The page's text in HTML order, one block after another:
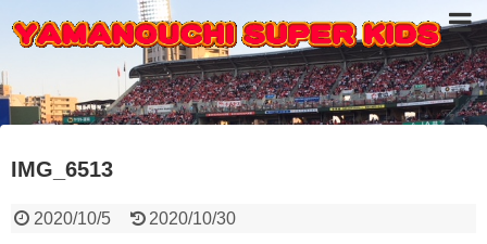
IMG_6513
2020/10/5 2020/10/30